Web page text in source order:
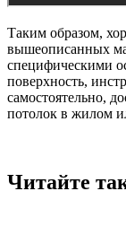
Таким образом,
вышеописанных
специфическими
поверхность,
самостоятельно,
потолок в жилом
Читайте